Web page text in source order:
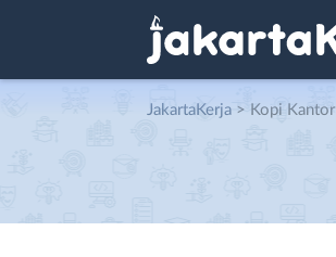
JakartaKerja > Kopi Kantor